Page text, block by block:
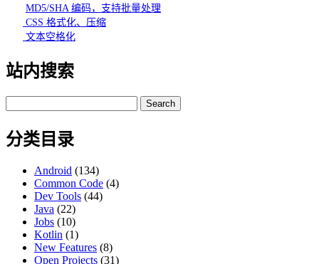
MD5/SHA 编码，支持批量处理
CSS 格式化、压缩
文本空格化
站内搜索
for:
分类目录
Android (134)
Common Code (4)
Dev Tools (44)
Java (22)
Jobs (10)
Kotlin (1)
New Features (8)
Open Projects (31)